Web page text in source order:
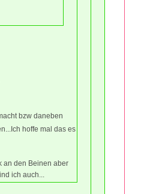
bzw daneben
hoffe mal das es
an den Beinen aber
ich auch...